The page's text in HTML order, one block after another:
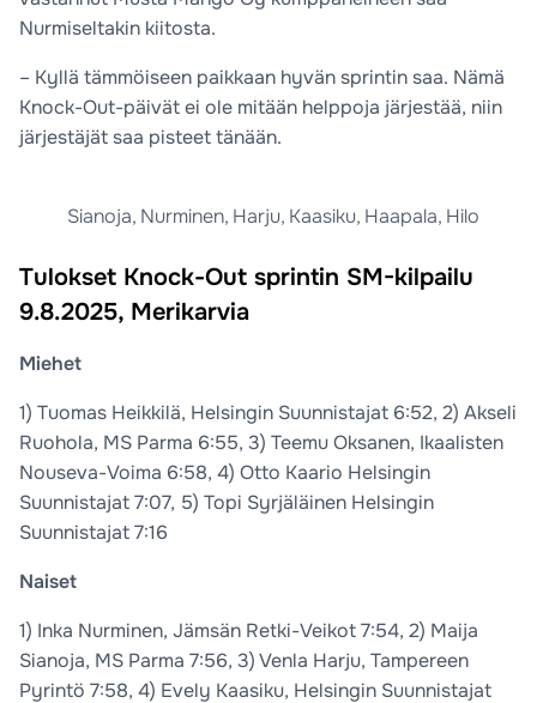
Nurmiseltakin kiitosta.
– Kyllä tämmöiseen paikkaan hyvän sprintin saa. Nämä
Knock-Out-päivät ei ole mitään helppoja järjestää, niin
järjestäjät saa pisteet tänään.
Sianoja, Nurminen, Harju, Kaasiku, Haapala, Hilo
Tulokset Knock-Out sprintin SM-kilpailu
9.8.2025, Merikarvia
Miehet
1) Tuomas Heikkilä, Helsingin Suunnistajat 6:52, 2) Akseli
Ruohola, MS Parma 6:55, 3) Teemu Oksanen, Ikaalisten
Nouseva-Voima 6:58, 4) Otto Kaario Helsingin
Suunnistajat 7:07, 5) Topi Syrjäläinen Helsingin
Suunnistajat 7:16
Naiset
1) Inka Nurminen, Jämsän Retki-Veikot 7:54, 2) Maija
Sianoja, MS Parma 7:56, 3) Venla Harju, Tampereen
Pyrintö 7:58, 4) Evely Kaasiku, Helsingin Suunnistajat